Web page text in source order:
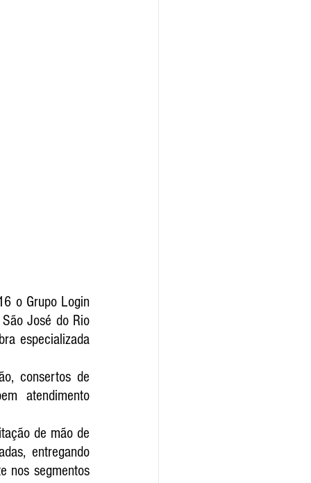
o Grupo Login
José do Rio
especializada
consertos de
atendimento
de mão de
entregando
nos segmentos